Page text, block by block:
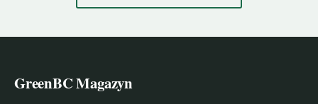
GreenBC Magazyn